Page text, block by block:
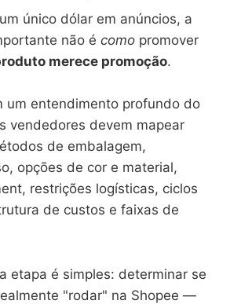
único dólar em anúncios, a
não é como promover
merece promoção.
um entendimento profundo do
vendedores devem mapear
de embalagem,
opções de cor e material,
restrições logísticas, ciclos
de custos e faixas de
etapa é simples: determinar se
"rodar" na Shopee —